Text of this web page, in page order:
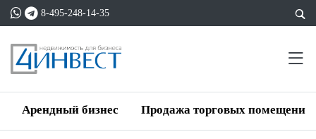
8-495-248-14-35
Арендный бизнес Продажа торговых помещений